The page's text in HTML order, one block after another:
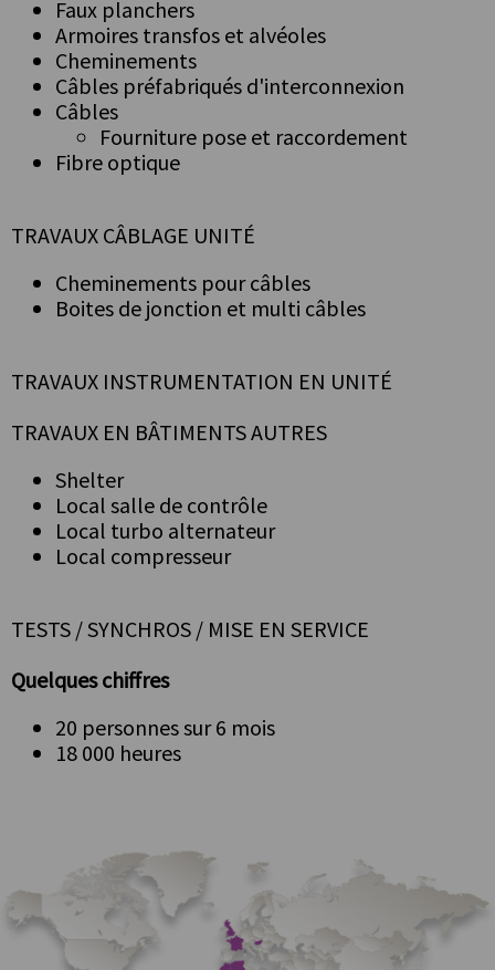
Faux planchers
Armoires transfos et alvéoles
Cheminements
Câbles préfabriqués d'interconnexion
Câbles
Fourniture pose et raccordement
Fibre optique
TRAVAUX CÂBLAGE UNITÉ
Cheminements pour câbles
Boites de jonction et multi câbles
TRAVAUX INSTRUMENTATION EN UNITÉ
TRAVAUX EN BÂTIMENTS AUTRES
Shelter
Local salle de contrôle
Local turbo alternateur
Local compresseur
TESTS / SYNCHROS / MISE EN SERVICE
Quelques chiffres
20 personnes sur 6 mois
18 000 heures